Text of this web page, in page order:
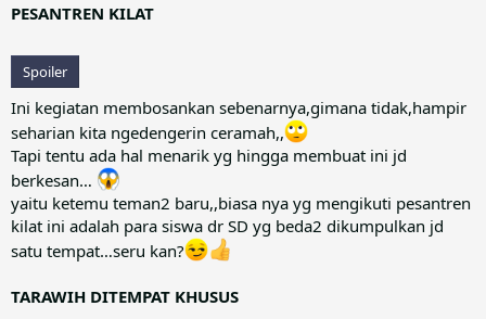
PESANTREN KILAT
Spoiler
Ini kegiatan membosankan sebenarnya,gimana tidak,hampir
seharian kita ngedengerin ceramah,,
Tapi tentu ada hal menarik yg hingga membuat ini jd
berkesan…
yaitu ketemu teman2 baru,,biasa nya yg mengikuti pesantren
kilat ini adalah para siswa dr SD yg beda2 dikumpulkan jd
satu tempat…seru kan?
TARAWIH DITEMPAT KHUSUS